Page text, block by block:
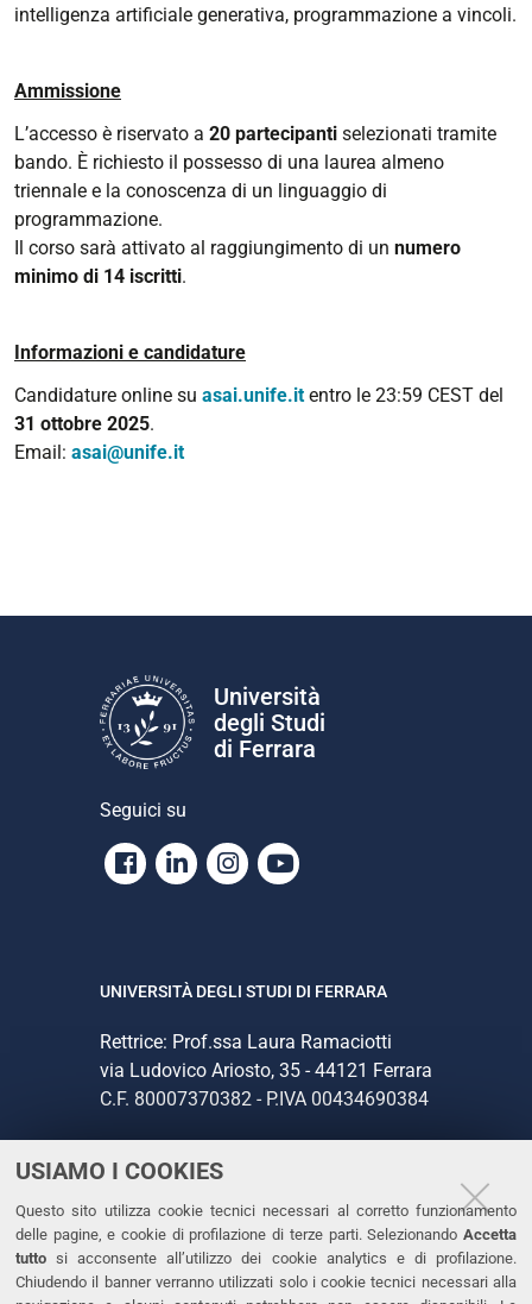
USIAMO I COOKIES
Questo sito utilizza cookie tecnici necessari al corretto funzionamento
delle pagine, e cookie di profilazione di terze parti. Selezionando Accetta
tutto si acconsente all’utilizzo dei cookie analytics e di profilazione.
Chiudendo il banner verranno utilizzati solo i cookie tecnici necessari alla
intelligenza artificiale generativa, programmazione a vincoli.
Ammissione
L’accesso è riservato a 20 partecipanti selezionati tramite
bando. È richiesto il possesso di una laurea almeno
triennale e la conoscenza di un linguaggio di
programmazione.
Il corso sarà attivato al raggiungimento di un numero
minimo di 14 iscritti.
Informazioni e candidature
Candidature online su asai.unife.itentro le 23:59 CEST del
31 ottobre 2025.
Email: asai@unife.it
Università
degli Studi
di Ferrara
Seguici su
Facebook
LinkedinInstagram
Youtube
UNIVERSITÀ DEGLI STUDI DI FERRARA
Rettrice: Prof.ssa Laura Ramaciotti
via Ludovico Ariosto, 35 - 44121 Ferrara
C.F. 80007370382 - P.IVA 00434690384
CONTATTI
Tel. +39 0532 293111
Fax. +39 0532 293031
PEC